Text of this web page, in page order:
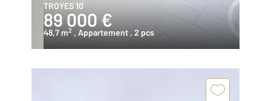
TROYES 10
89 000 €
48,7 m2 , Appartement , 2 pcs